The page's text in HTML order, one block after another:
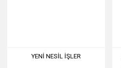
YENİ NESİL İŞLER